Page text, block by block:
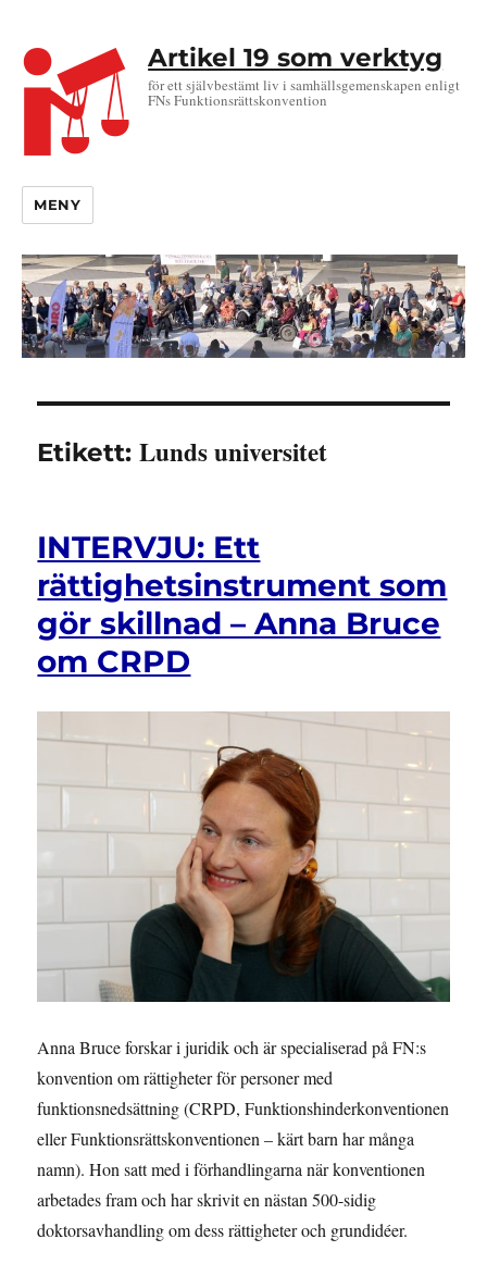
Artikel 19 som verktyg
för ett självbestämt liv i samhällsgemenskapen enligt
FNs Funktionsrättskonvention
MENY
Etikett:Lunds universitet
INTERVJU: Ett
rättighetsinstrument som
gör skillnad – Anna Bruce
om CRPD
Anna Bruce forskar i juridik och är specialiserad på FN:s
konvention om rättigheter för personer med
funktionsnedsättning (CRPD, Funktionshinderkonventionen
eller Funktionsrättskonventionen – kärt barn har många
namn). Hon satt med i förhandlingarna när konventionen
arbetades fram och har skrivit en nästan 500-sidig
doktorsavhandling om dess rättigheter och grundidéer.